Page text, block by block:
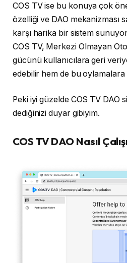
COS TV ise bu konuya çok
özelliği ve DAO mekanizması
karşı harika bir sistem
COS TV, Merkezi Olmayan
gücünü kullanıcılara geri
edebilir hem de bu
Peki iyi güzelde COS TV DAO
dediğinizi duyar gibiyim.
COS TV DAO Nasıl